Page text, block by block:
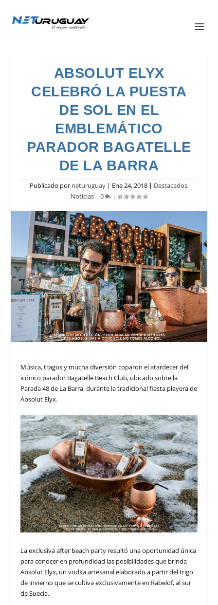
ABSOLUT ELYX
CELEBRÓ LA PUESTA
DE SOL EN EL
EMBLEMÁTICO
PARADOR BAGATELLE
DE LA BARRA
Publicado por neturuguay| Ene 24, 2018| Destacados,
Noticias | 0 |
Música, tragos y mucha diversión coparon el atardecer del
icónico parador Bagatelle Beach Club, ubicado sobre la
Parada 48 de La Barra, durante la tradicional fiesta playera de
Absolut Elyx.
La exclusiva after beach party resultó una oportunidad única
para conocer en profundidad las posibilidades que brinda
Absolut Elyx, un vodka artesanal elaborado a partir del trigo
de invierno que se cultiva exclusivamente en Rabelof, al sur
de Suecia.